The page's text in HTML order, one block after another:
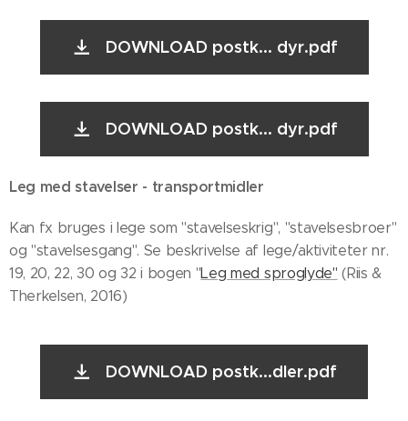
DOWNLOAD postk... dyr.pdf
DOWNLOAD postk... dyr.pdf
Leg med stavelser - transportmidler
Kan fx bruges i lege som "stavelseskrig", "stavelsesbroer"
og "stavelsesgang". Se beskrivelse af lege/aktiviteter nr.
19, 20, 22, 30 og 32 i bogen "Leg med sproglyde" (Riis &
Therkelsen, 2016)
DOWNLOAD postk...dler.pdf